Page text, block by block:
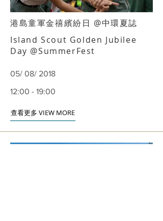
港島童軍金禧繽紛日 @中環夏誌
Island Scout Golden Jubilee
Day @SummerFest
05/ 08/ 2018
12:00 - 19:00
查看更多 VIEW MORE